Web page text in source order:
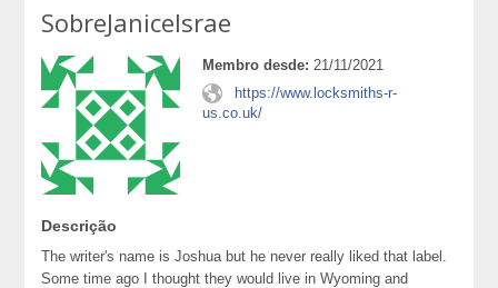
SobreJaniceIsrae
Membro desde: 21/11/2021
https://www.locksmiths-r-
us.co.uk/
Descrição
The writer's name is Joshua but he never really liked that label.
Some time ago I thought they would live in Wyoming and